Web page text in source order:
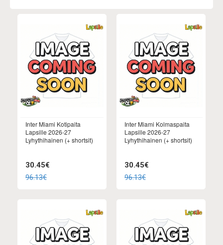
Inter Miami Kotipaita
Lapsille 2026-27
Lyhythihainen (+ shortsit)
30.45€
96.13€
Inter Miami Kolmaspaita
Lapsille 2026-27
Lyhythihainen (+ shortsit)
30.45€
96.13€